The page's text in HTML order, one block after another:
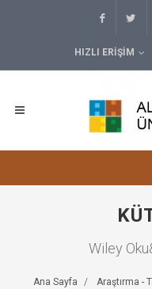
HIZLI ERIŞIM
Wiley
Ana Sayfa Araştırma -